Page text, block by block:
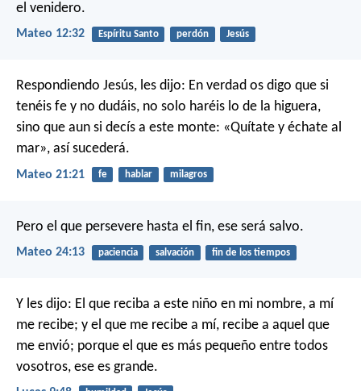
el venidero.
Mateo 12:32 Espíritu Santo perdón Jesús
Respondiendo Jesús, les dijo: En verdad os digo que si
tenéis fe y no dudáis, no solo haréis lo de la higuera,
sino que aun si decís a este monte: «Quítate y échate al
mar», así sucederá.
Mateo 21:21 fe hablar milagros
Pero el que persevere hasta el fin, ese será salvo.
Mateo 24:13 paciencia salvación fin de los tiempos
Y les dijo: El que reciba a este niño en mi nombre, a mí
me recibe; y el que me recibe a mí, recibe a aquel que
me envió; porque el que es más pequeño entre todos
vosotros, ese es grande.